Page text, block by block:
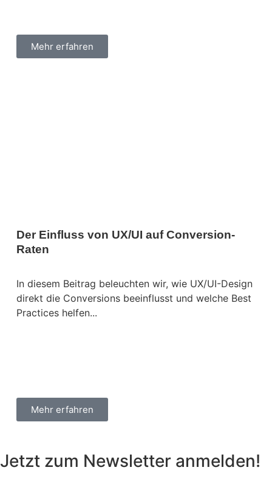
Mehr erfahren
Der Einfluss von UX/UI auf Conversion-
Raten
In diesem Beitrag beleuchten wir, wie UX/UI-Design
direkt die Conversions beeinflusst und welche Best
Practices helfen...
Mehr erfahren
Jetzt zum Newsletter anmelden!